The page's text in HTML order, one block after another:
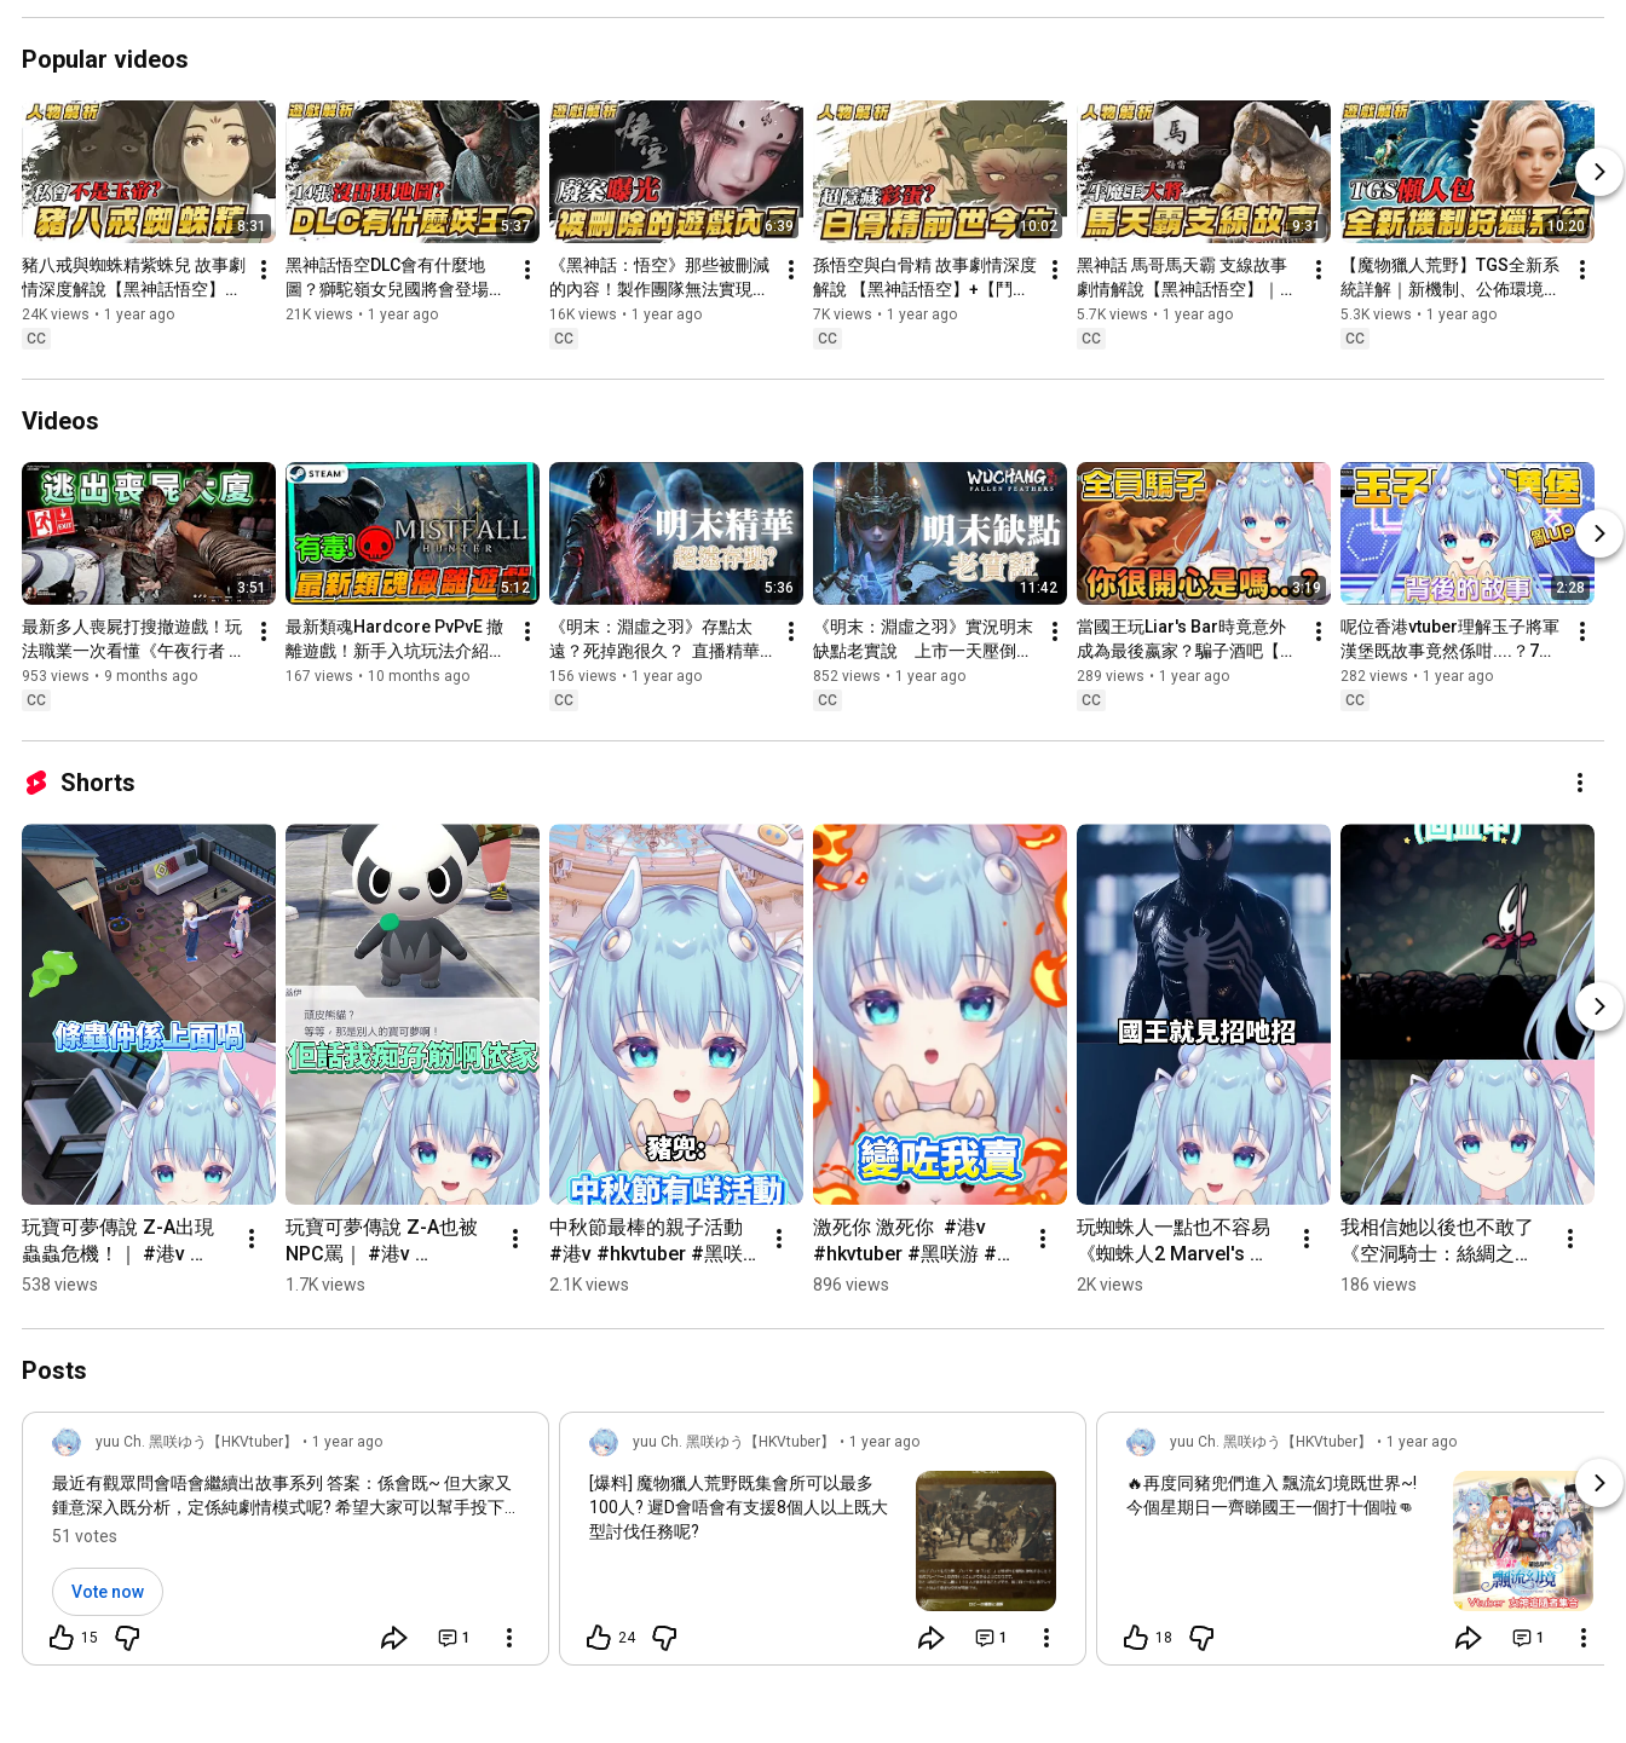
✨【 豬兜國基金 】：payme.hsbc/kurosakiyuu
❣️粵語 / 中文 OK!  書面回覆默認用中文回答喔~!
❌除非國王提起，請盡量避免提起其他人的名字
❌請勿在其他實況間提及國王，以免他人受到困擾
❌開玩笑請適可而止 別擅自取小名
❌聊天室互相尊重，勿攻擊台主及觀眾
❌禁止任何過份意淫 / 不雅用詞
❌禁止拍打~歡迎餵食🍨
作出以上行為並屢勸不改，會受到正義之鎚制裁喔！
💎社交媒體：
👑【圖奇】：https://www.twitch.tv/kurosakiyuu
#vtuber #hkvtuber #香港vtuber #中文vtuber#遊戲介紹
#遊戲新聞#小游
👑Art tag : #豬兜國國畫
👑Live tag：#國王直播中
👑Fan tag：#豬兜
👑精華：#國王皇冠
(FanArt可能會拿來當素材喔~♥ )
#黑神話悟空 #白骨夫人 #三打白骨精
#西遊記
#遊戲彩蛋
Popular videos
8:31
豬八戒與蜘蛛精紫蛛兒 故事劇
情深度解說【黑神話悟空】｜
廣東話｜粵語 CC中文字幕
【黑咲游 hkvtuber】
24K views • 1 year ago
CC
5:37
黑神話悟空DLC會有什麼地
圖？獅駝嶺女兒國將會登場？
｜廣東話｜粵語 CC中文字幕
21K views • 1 year ago
6:39
《黑神話：悟空》那些被刪減
的內容！製作團隊無法實現的
場景？｜廣東話｜粵語 CC中
文字幕【黑咲游 hkvtuber】
16K views • 1 year ago
CC
10:02
孫悟空與白骨精 故事劇情深度
解說 【黑神話悟空】+【鬥戰
神】｜廣東話｜粵語 CC中文
字幕【黑咲游  hkvtuber】
7K views • 1 year ago
CC
9:31
黑神話 馬哥馬天霸 支線故事
劇情解說【黑神話悟空】｜廣
東話｜粵語 CC中文字幕【黑
咲游 hkvtuber】
5.7K views • 1 year ago
CC
10:20
【魔物獵人荒野】TGS全新系
統詳解｜新機制、公佈環境互
動｜Monster Hunter Wilds
粵語｜CC中文字幕【黑咲游
5.3K views • 1 year ago
CC
Videos
3:51
最新多人喪屍打搜撤遊戲！玩
法職業一次看懂《午夜行者
The Midnight Walkers》｜
steam｜遊戲介紹【黑咲游
953 views • 9 months ago
CC
5:12
最新類魂Hardcore PvPvE 撤
離遊戲！新手入坑玩法介紹
《霧影獵人 Mistfall Hunter》
167 views • 10 months ago
5:36
《明末：淵虛之羽》存點太
遠？死掉跑很久？  直播精華
#廣東話 #香港 【黑咲游
hkvtuber】
156 views • 1 year ago
CC
11:42
《明末：淵虛之羽》實況明末
缺點老實說　上市一天壓倒性
負評 很難玩？畫質差？#廣東
話 #香港 【黑咲游
852 views • 1 year ago
CC
3:19
當國王玩Liar's Bar時竟意外
成為最後嬴家？騙子酒吧【黑
咲游 hkvtuber】【vtuber中文
字幕】
289 views • 1 year ago
CC
2:28
呢位香港vtuber理解玉子將軍
漢堡既故事竟然係咁....？7噏
【烤肉精華】｜廣東話｜粵語
CC中文字幕【黑咲游
282 views • 1 year ago
CC
Shorts
玩寶可夢傳說 Z-A出現
蟲蟲危機！｜ #港v
#hkvtuber #黑咲游 #香
vtuber【黑咲游
hkvtuber】
538 views
玩寶可夢傳說 Z-A也被
NPC罵｜ #港v
#hkvtuber #黑咲游 #香
vtuber【黑咲游
1.7K views
中秋節最棒的親子活動
#港v #hkvtuber #黑咲
游 #香港vtuber #vtuber
hkvtuber】
2.1K views
激死你 激死你  #港v
#hkvtuber #黑咲游 #香
港vtuber #vtuber #新人
hkvtuber】
896 views
玩蜘蛛人一點也不容易
《蜘蛛人2 Marvel's
Spider-Man 2》#港v
港vtuber #vtuber #新人
2K views
我相信她以後也不敢了
《空洞騎士：絲綢之
歌》#港v #hkvtuber #
#vtuber #新人vtuber
186 views
Posts
yuu Ch. 黑咲ゆう【HKVtuber】 • 1 year ago
最近有觀眾問會唔會繼續出故事系列 答案：係會既~ 但大家又
鍾意深入既分析，定係純劇情模式呢? 希望大家可以幫手投下
你心中既一票~!
51 votes
Vote now
15 1
yuu Ch. 黑咲ゆう【HKVtuber】 • 1 year ago
[爆料] 魔物獵人荒野既集會所可以最多
100人? 遲D會唔會有支援8個人以上既大
型討伐任務呢?
24 1
yuu Ch. 黑咲ゆう【HKVtuber】 • 1 year ago
🔥再度同豬兜們進入 飄流幻境既世界~!
今個星期日一齊睇國王一個打十個啦👊
18 1